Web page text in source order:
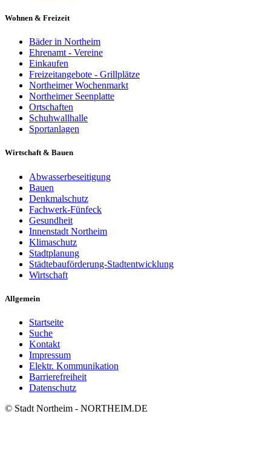
Wohnen & Freizeit
Bäder in Northeim
Ehrenamt - Vereine
Einkaufen
Freizeitangebote - Grillplätze
Northeimer Wochenmarkt
Northeimer Seenplatte
Ortschaften
Schuhwallhalle
Sportanlagen
Wirtschaft & Bauen
Abwasserbeseitigung
Bauen
Denkmalschutz
Fachwerk-Fünfeck
Gesundheit
Innenstadt Northeim
Klimaschutz
Stadtplanung
Städtebauförderung-Stadtentwicklung
Wirtschaft
Allgemein
Startseite
Suche
Kontakt
Impressum
Elektr. Kommunikation
Barrierefreiheit
Datenschutz
© Stadt Northeim - NORTHEIM.DE